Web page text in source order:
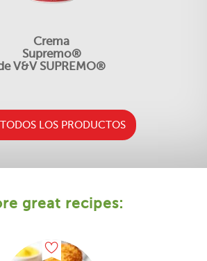
Crema
Supremo®
V&V SUPREMO®
LOS PRODUCTOS
great recipes: